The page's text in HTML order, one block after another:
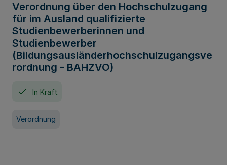
Verordnung über den Hochschulzugang
für im Ausland qualifizierte
Studienbewerberinnen und
Studienbewerber
(Bildungsausländerhochschulzugangsve
rordnung - BAHZVO)
In Kraft
Verordnung